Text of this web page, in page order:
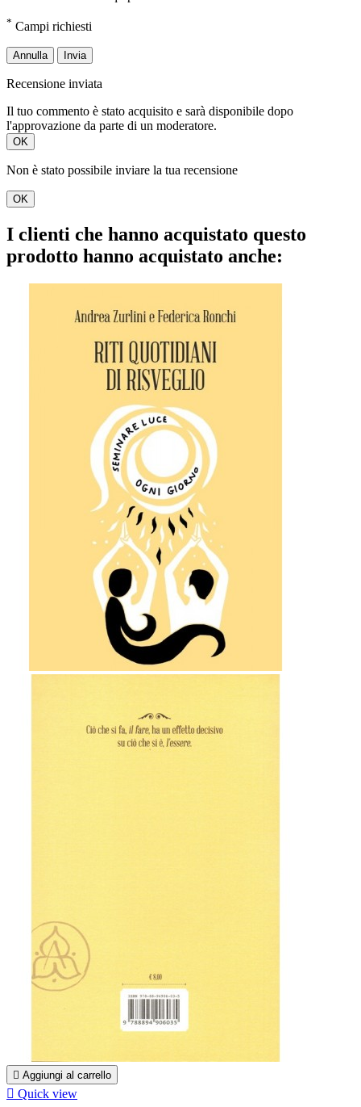
* Campi richiesti
Annulla Invia
Recensione inviata
Il tuo commento è stato acquisito e sarà disponibile dopo
l'approvazione da parte di un moderatore.
OK
Non è stato possibile inviare la tua recensione
OK
I clienti che hanno acquistato questo
prodotto hanno acquistato anche:
 Aggiungi al carrello
 Quick view